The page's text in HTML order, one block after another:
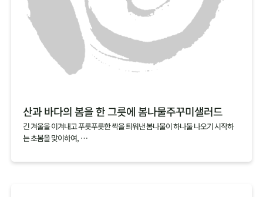
산과 바다의 봄을 한 그릇에 봄나물주꾸미샐러드
긴 겨울을 이겨내고 푸릇푸릇한 싹을 틔워낸 봄나물이 하나둘 나오기 시작하
는 초봄을 맞이하여,